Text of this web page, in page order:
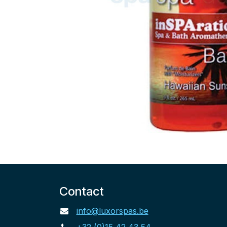
Contact
info@luxorspas.be